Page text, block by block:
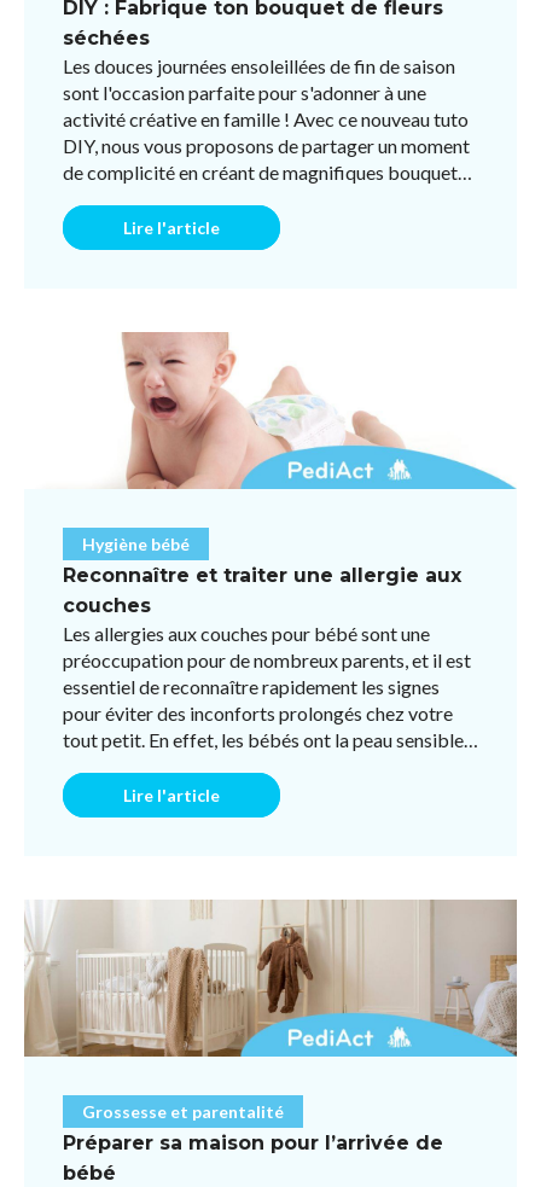
DIY : Fabrique ton bouquet de fleurs
séchées
Les douces journées ensoleillées de fin de saison
sont l'occasion parfaite pour s'adonner à une
activité créative en famille ! Avec ce nouveau tuto
DIY, nous vous proposons de partager un moment
de complicité en créant de magnifiques bouquets
Lire l'article
Hygiène bébé
Reconnaître et traiter une allergie aux
couches
Les allergies aux couches pour bébé sont une
préoccupation pour de nombreux parents, et il est
essentiel de reconnaître rapidement les signes
pour éviter des inconforts prolongés chez votre
tout petit. En effet, les bébés ont la peau sensible
Lire l'article
Grossesse et parentalité
Préparer sa maison pour l’arrivée de
bébé